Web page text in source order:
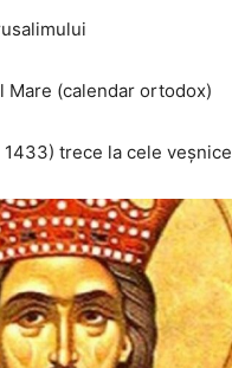
Mare (calendar ortodox)
trece la cele veșnice